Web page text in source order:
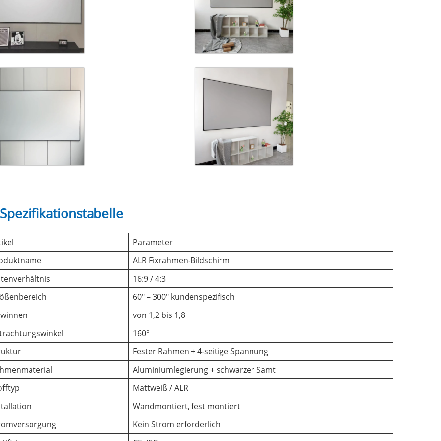
Parameter
ALR Fixrahmen-Bildschirm
16:9 / 4:3
60″ – 300″ kundenspezifisch
von 1,2 bis 1,8
160°
Fester Rahmen + 4-seitige Spannung
Aluminiumlegierung + schwarzer Samt
Mattweiß / ALR
Wandmontiert, fest montiert
Kein Strom erforderlich